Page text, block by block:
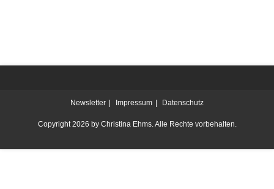
Newsletter Impressum Datenschutz
Copyright 2026 by Christina Ehms. Alle Rechte vorbehalten.